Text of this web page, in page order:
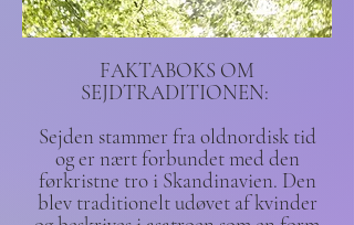
FAKTABOKS OM
SEJDTRADITIONEN:
Sejden stammer fra oldnordisk tid
og er nært forbundet med den
førkristne tro i Skandinavien. Den
blev traditionelt udøvet af kvinder